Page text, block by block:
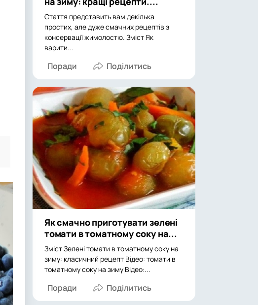
Стаття представить вам декілька
простих, але дуже смачних рецептів з
консервації жимолостю. Зміст Як
варити...
Поради
Як смачно приготувати зелені
томати в томатному соку на...
Зміст Зелені томати в томатному соку на
зиму: класичний рецепт Відео: томати в
томатному соку на зиму Відео:...
Поради